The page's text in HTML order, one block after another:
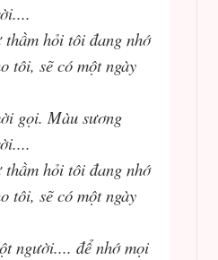
hỏi tôi đang nhớ
tôi, sẽ có một ngày
gọi. Màu sương
hỏi tôi đang nhớ
tôi, sẽ có một ngày
người.... để nhớ mọi